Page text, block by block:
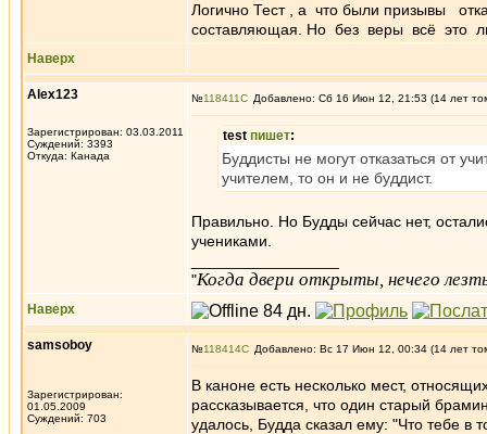
Логично Тест , а что были призывы
составляющая. Но без веры всё это
Наверх
Alex123
Зарегистрирован: 03.03.2011
Суждений: 3393
Откуда: Канада
№118411 Добавлено: Сб 16 Июн 12, 21:53 (14 лет
test пишет:
Буддисты не могут отказаться от
учителем, то он и не буддист.
Правильно. Но Будды сейчас нет,
учениками.
"Когда двери открыты, нечего
Наверх
samsoboy
Зарегистрирован:
01.05.2009
Суждений: 703
№118414 Добавлено: Вс 17 Июн 12, 00:34 (14 лет
В каноне есть несколько мест,
рассказывается, что один старый
удалось, Будда сказал ему: "Что тебе в